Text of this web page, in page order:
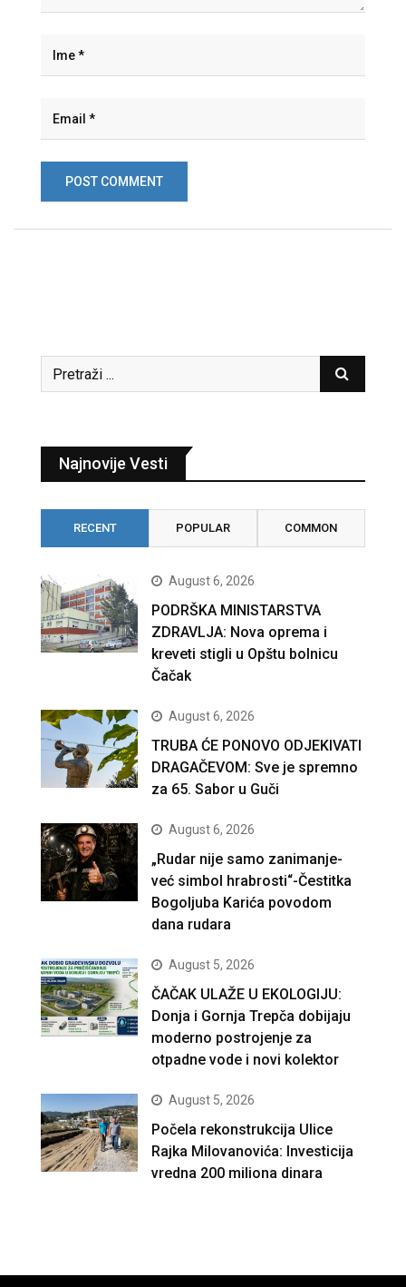
Najnovije Vesti
RECENT POPULAR COMMON
August 6, 2026
PODRŠKA MINISTARSTVA
ZDRAVLJA: Nova oprema i
kreveti stigli u Opštu bolnicu
Čačak
August 6, 2026
TRUBA ĆE PONOVO ODJEKIVATI
DRAGAČEVOM: Sve je spremno
za 65. Sabor u Guči
August 6, 2026
„Rudar nije samo zanimanje-
već simbol hrabrosti“-Čestitka
Bogoljuba Karića povodom
dana rudara
August 5, 2026
ČAČAK ULAŽE U EKOLOGIJU:
Donja i Gornja Trepča dobijaju
moderno postrojenje za
otpadne vode i novi kolektor
August 5, 2026
Počela rekonstrukcija Ulice
Rajka Milovanovića: Investicija
vredna 200 miliona dinara